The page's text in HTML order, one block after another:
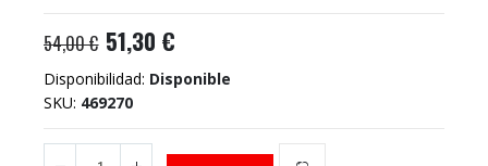
54,00 € 51,30 €
Disponibilidad: Disponible
SKU 469270